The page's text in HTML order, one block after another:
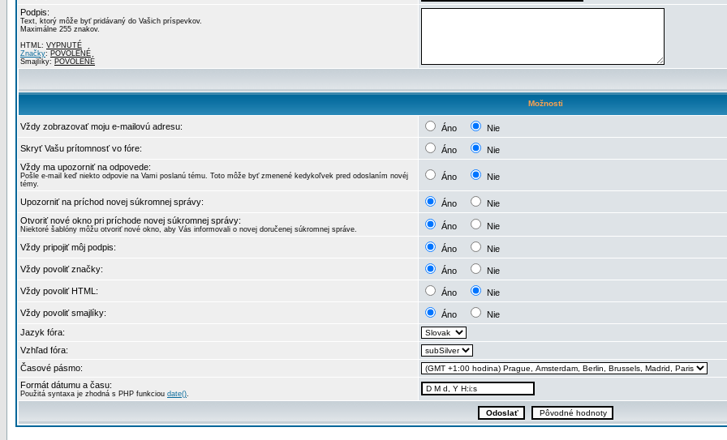
Podpis:
Text, ktorý môže byť pridávaný do Vašich príspevkov.
Maximálne 255 znakov.
HTML: VYPNUTÉ
Značky: POVOLENÉ
Smajlíky: POVOLENÉ
Možnosti
Vždy zobrazovať moju e-mailovú adresu: Áno Nie
Skryť Vašu prítomnosť vo fóre: Áno
Nie
Vždy ma upozorniť na odpovede:
Pošle e-mail keď niekto odpovie na Vami poslanú tému. Toto môže byť zmenené kedykoľvek pred odoslaním novéj
témy.
Áno Nie
Upozorniť na príchod novej súkromnej správy: Áno
Nie
Otvoriť nové okno pri príchode novej súkromnej správy:
Niektoré šablóny môžu otvoriť nové okno, aby Vás informovali o novej doručenej súkromnej správe. Áno Nie
Vždy pripojiť môj podpis: Áno Nie
Vždy povoliť značky: Áno Nie
Vždy povoliť HTML: Áno Nie
Vždy povoliť smajlíky: Áno
Nie
Jazyk fóra:
Vzhľad fóra:
Časové pásmo:
Formát dátumu a času:
Použitá syntaxa je zhodná s PHP funkciou date().